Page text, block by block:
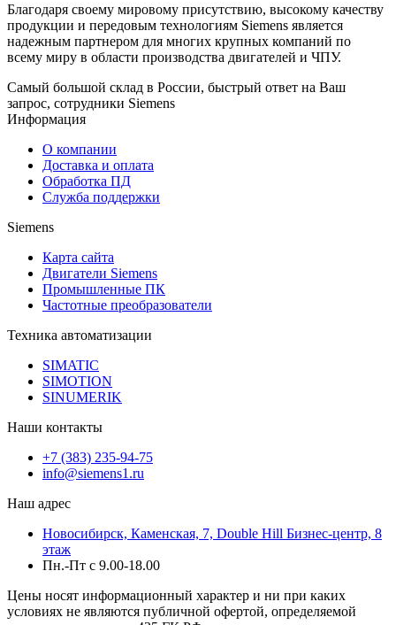
Благодаря своему мировому присутствию, высокому качеству
продукции и передовым технологиям Siemens является
надежным партнером для многих крупных компаний по
всему миру в области производства двигателей и ЧПУ.
Самый большой склад в России, быстрый ответ на Ваш
запрос, сотрудники Siemens
Информация
О компании
Доставка и оплата
Обработка ПД
Служба поддержки
Siemens
Карта сайта
Двигатели Siemens
Промышленные ПК
Частотные преобразователи
Техника автоматизации
SIMATIC
SIMOTION
SINUMERIK
Наши контакты
+7 (383) 235-94-75
info@siemens1.ru
Наш адрес
Новосибирск, Каменская, 7, Double Hill ​Бизнес-центр, 8
этаж
Пн.-Пт с 9.00-18.00
Цены носят информационный характер и ни при каких
условиях не являются публичной офертой, определяемой